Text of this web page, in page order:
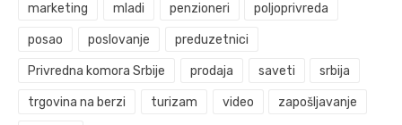
marketing mladi penzioneri poljoprivreda
posao poslovanje preduzetnici
Privredna komora Srbije prodaja saveti srbija
trgovina na berzi turizam video zapošljavanje